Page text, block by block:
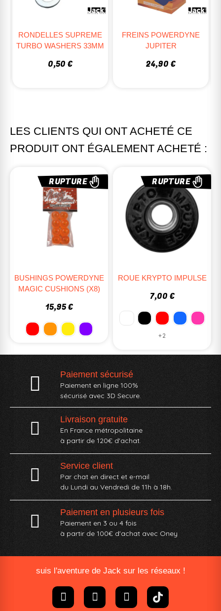
RONDELLES SUPREME
TURBO WASHERS 33MM
0,50 €
FREINS POWERDYNE
JUPITER
24,90 €
LES CLIENTS QUI ONT ACHETÉ CE
PRODUIT ONT ÉGALEMENT ACHETÉ :
RUPTURE
BUSHINGS POWERDYNE
MAGIC CUSHIONS (X8)
15,95 €
RUPTURE
ROUE KRYPTO IMPULSE
7,00 €
+2
Paiement sécurisé
Paiement en ligne 100%
sécurisé avec 3D Secure.
Livraison gratuite
En France métropolitaine
à partir de 120€ d'achat.
Service client
Par chat en direct et e-mail
du Lundi au Vendredi de 11h à 18h.
Paiement en plusieurs fois
Paiement en 3 ou 4 fois
à partir de 100€ d'achat avec Oney​
suis l'aventure de Jack sur les réseaux !